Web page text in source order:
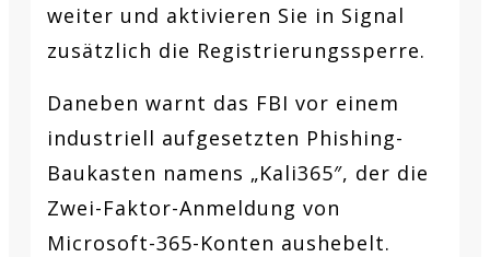
weiter und aktivieren Sie in Signal
zusätzlich die Registrierungssperre.
Daneben warnt das FBI vor einem
industriell aufgesetzten Phishing-
Baukasten namens „Kali365″, der die
Zwei-Faktor-Anmeldung von
Microsoft-365-Konten aushebelt.